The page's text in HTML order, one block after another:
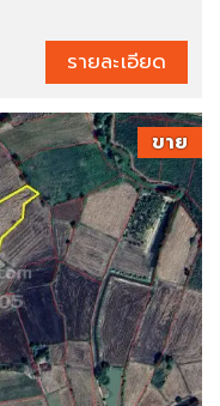
รายละเอียด
ขาย